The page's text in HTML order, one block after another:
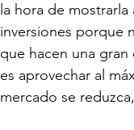
la hora de
inversiones porque
que hacen una
es aprovechar al
mercado se